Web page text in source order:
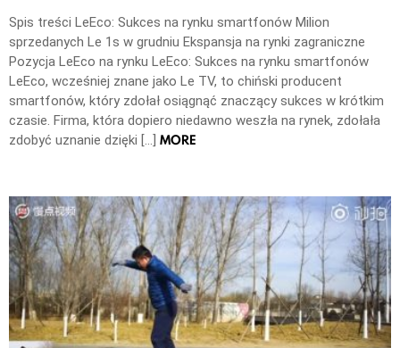
Spis treści LeEco: Sukces na rynku smartfonów Milion
sprzedanych Le 1s w grudniu Ekspansja na rynki zagraniczne
Pozycja LeEco na rynku LeEco: Sukces na rynku smartfonów
LeEco, wcześniej znane jako Le TV, to chiński producent
smartfonów, który zdołał osiągnąć znaczący sukces w krótkim
czasie. Firma, która dopiero niedawno weszła na rynek, zdołała
zdobyć uznanie dzięki […] MORE